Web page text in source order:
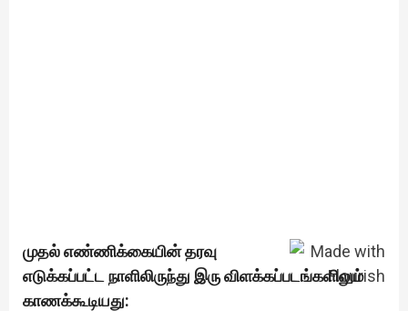
முதல் எண்ணிக்கையின் தரவு
எடுக்கப்பட்ட நாளிலிருந்து இரு விளக்கப்படங்களிலும்
காணக்கூடியது: